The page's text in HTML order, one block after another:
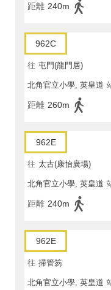
距離 240m
962C
往 屯門(龍門居)
北角官立小學, 英皇道
距離 260m
962E
往 太古(康怡廣場)
北角官立小學, 英皇道
距離 240m
962E
往 掃管笏
北角官立小學, 英皇道